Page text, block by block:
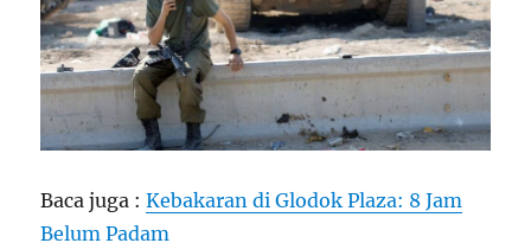
Baca juga :Kebakaran di Glodok Plaza: 8 Jam
Belum Padam